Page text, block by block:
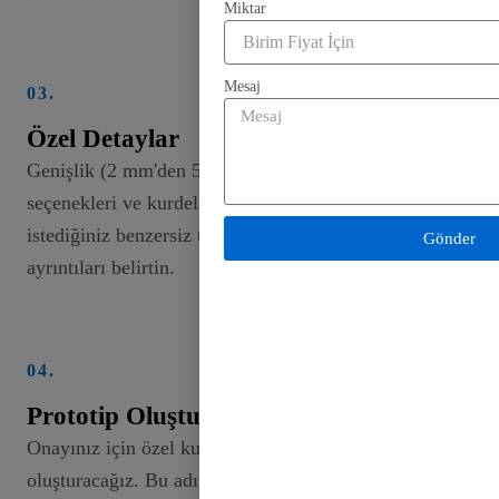
03.
Özel Detaylar
Genişlik (2 mm'den 50 mm'ye kadar), renk
seçenekleri ve kurdele üzerine basılmasını
istediğiniz benzersiz tasarımlar veya logolar gibi
ayrıntıları belirtin.
04.
Prototip Oluşturma
Onayınız için özel kurdelenizin bir örneğini
oluşturacağız. Bu adım, üretime geçmeden önce
Miktar
Mesaj
Gönder